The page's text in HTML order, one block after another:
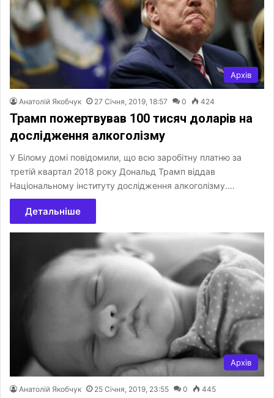
Архів
Анатолій Якобчук 27 Січня, 2019, 18:57 0 424
Трамп пожертвував 100 тисяч доларів на
дослідження алкоголізму
У Білому домі повідомили, що всю заробітну платню за
третій квартал 2018 року Дональд Трамп віддав
Національному інституту дослідження алкоголізму.…
Детальніше
Архів
Анатолій Якобчук 25 Січня, 2019, 23:55 0 445